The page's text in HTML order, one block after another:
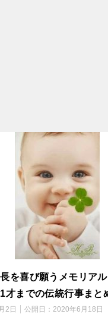
を喜び願うメモリア
1才までの伝統行事まと
2日 公開日： 2020年6月18日